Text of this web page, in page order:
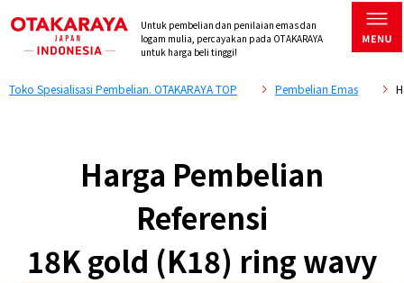
Untuk pembelian dan penilaian emas dan
logam mulia, percayakan pada OTAKARAYA
untuk harga beli tinggi!
Toko Spesialisasi Pembelian. OTAKARAYA TOP Pembelian Emas
Harga Pembelian
Referensi
18K gold (K18) ring wavy